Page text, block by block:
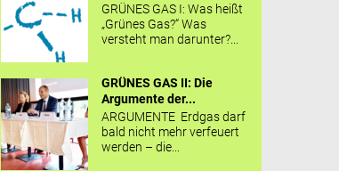
GRÜNES GAS I: Was heißt
„Grünes Gas?“ Was
versteht man darunter?...
GRÜNES GAS II: Die
Argumente der...
ARGUMENTE Erdgas darf
bald nicht mehr verfeuert
werden – die...